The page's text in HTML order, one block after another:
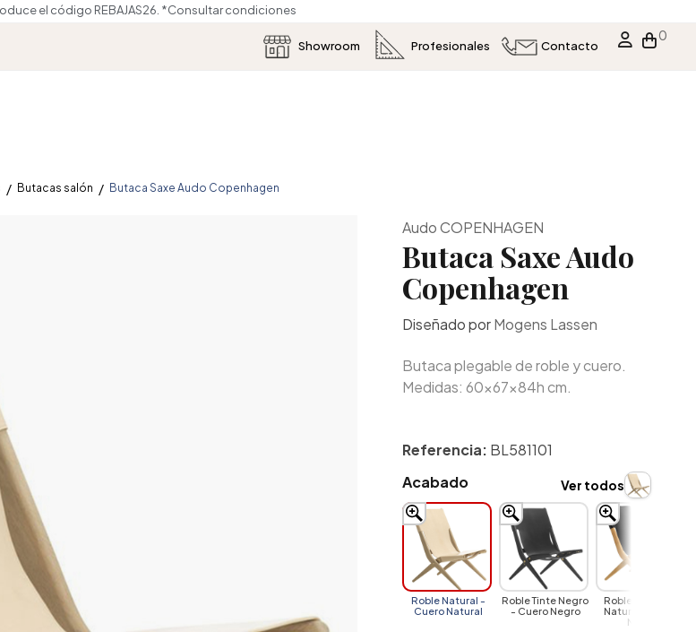
el código REBAJAS26. *Consultar condiciones
Showroom Profesionales Contacto
0
Butacas salón Butaca Saxe Audo Copenhagen
Audo COPENHAGEN
Butaca Saxe Audo
Copenhagen
Diseñado porMogens Lassen
Butaca plegable de roble y cuero.
Medidas: 60x67x84h cm.
Referencia: BL581101
Acabado
Roble Natural -
Cuero Natural
Roble Tinte Negro
- Cuero Negro
Roble Aceitado
Natural - Cuero
Negro
Ver todos